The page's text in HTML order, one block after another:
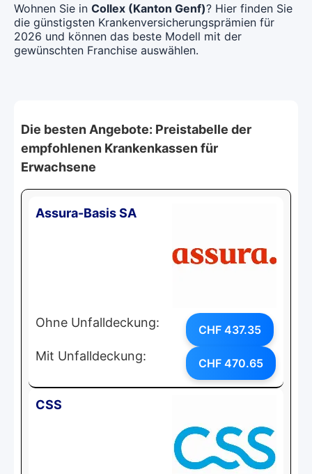
Wohnen Sie in Collex (Kanton Genf)? Hier finden Sie
die günstigsten Krankenversicherungsprämien für
2026 und können das beste Modell mit der
gewünschten Franchise auswählen.
Die besten Angebote: Preistabelle der
empfohlenen Krankenkassen für
Erwachsene
Assura-Basis SA
Ohne Unfalldeckung: CHF 437.35
Mit Unfalldeckung: CHF 470.65
CSS